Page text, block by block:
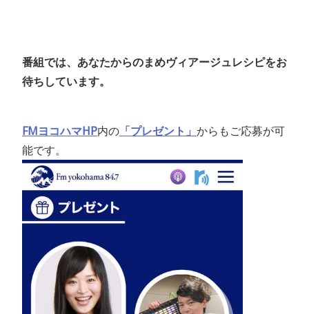
番組では、あなたからのまめヴィアージュレシピをお
待ちしています。
FMヨコハマHP内の 「プレゼント」 からもご応募が可
能です。